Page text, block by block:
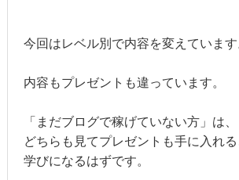
今回はレベル別で内容を変えています
内容もプレゼントも違っています。
「まだブログで稼げていない方」は、
どちらも見てプレゼントも手に入れる
学びになるはずです。